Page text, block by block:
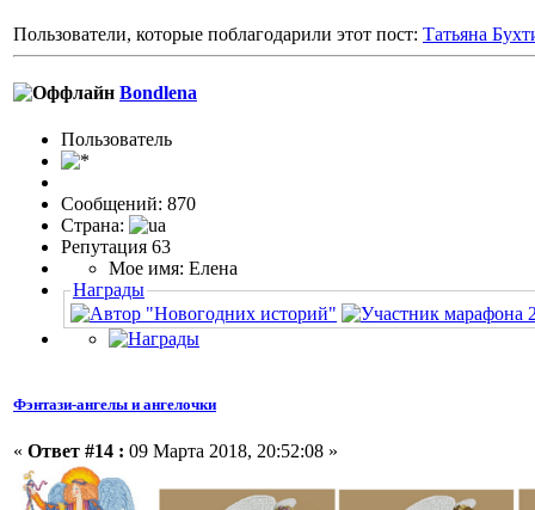
Пользователи, которые поблагодарили этот пост: Татьяна
Bondlena
Пользовaтeль
Сообщений: 870
Страна:
Репутация 63
Мое имя: Елена
Награды
Фэнтази-ангелы и ангелочки
« Ответ #14 : 09 Марта 2018, 20:52:08 »